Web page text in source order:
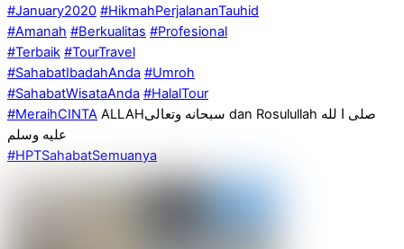
#January2020 #HikmahPerjalananTauhid
#Amanah #Berkualitas #Profesional
#Terbaik #TourTravel
#SahabatIbadahAnda #Umroh
#SahabatWisataAnda #HalalTour
#MeraihCINTA ALLAHسبحانه وتعالى dan Rosulullah صلى ا لله
عليه وسلم
#HPTSahabatSemuanya